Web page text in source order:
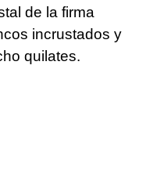
de la firma
incrustados y
quilates.